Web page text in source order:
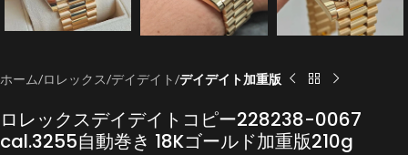
ホーム ロレックス デイデイト デイデイト加重版
ロレックスデイデイトコピー228238-0067
cal.3255自動巻き 18Kゴールド加重版210g